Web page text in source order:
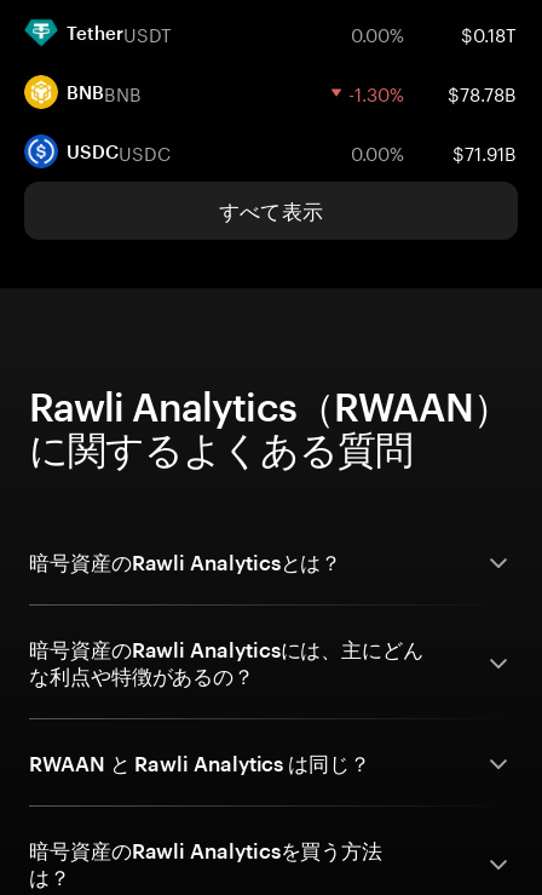
TetherUSDT 0.00% $0.18T
BNBBNB -1.30% $78.78B
USDCUSDC 0.00% $71.91B
すべて表示
Rawli Analytics（RWAAN）
に関するよくある質問
暗号資産のRawli Analyticsとは？
暗号資産のRawli Analyticsには、主にどん
な利点や特徴があるの？
RWAAN と Rawli Analytics は同じ？
暗号資産のRawli Analyticsを買う方法
は？